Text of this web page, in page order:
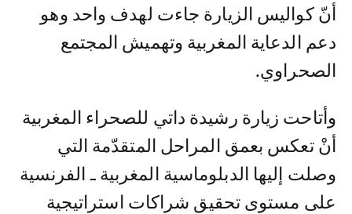
أنّ كواليس الزيارة جاءت لهدف واحد وهو
دعم الدعاية المغربية وتهميش المجتمع
الصحراوي.
وأتاحت زيارة رشيدة داتي للصحراء المغربية
أنْ تعكس بعمق المراحل المتقدّمة التي
وصلت إليها الدبلوماسية المغربية ـ الفرنسية
على مستوى تحقيق شراكات استراتيجية